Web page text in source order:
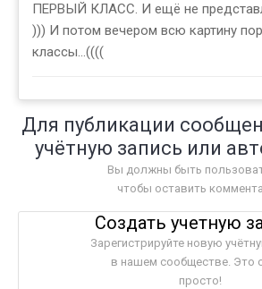
ПЕРВЫЙ КЛАСС. И ещё не
))) И потом вечером всю картину
классы...((((
Для публикации
учётную запись или
Вы должны быть
чтобы оставить
Создать учетную
Зарегистрируйте новую
в нашем сообществе. Это
просто!